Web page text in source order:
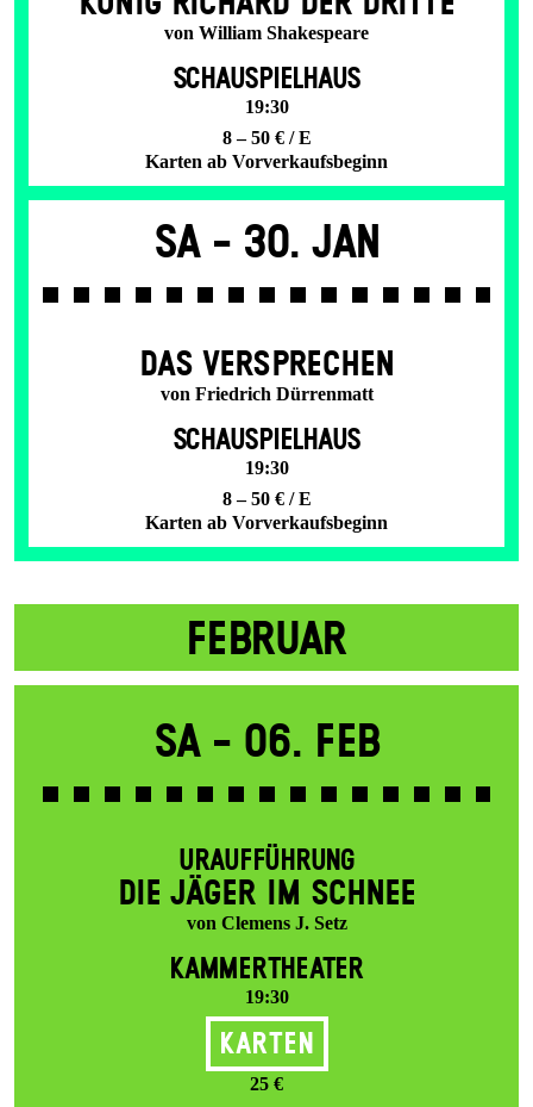
von William Shakespeare
SCHAUSPIELHAUS
19:30
8 – 50 € / E
Karten ab Vorverkaufsbeginn
Sa - 30. Jan
DAS VER­SPRECHEN
von Friedrich Dürrenmatt
SCHAUSPIELHAUS
19:30
8 – 50 € / E
Karten ab Vorverkaufsbeginn
FEBRUAR
Sa - 06. Feb
URAUFFÜHRUNG
DIE JÄGER IM SCHNEE
von Clemens J. Setz
KAMMERTHEATER
19:30
Karten
25 €